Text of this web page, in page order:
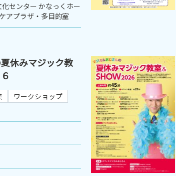
センター かなっくホー
プラザ・多目的室
休みマジック教
ワークショップ